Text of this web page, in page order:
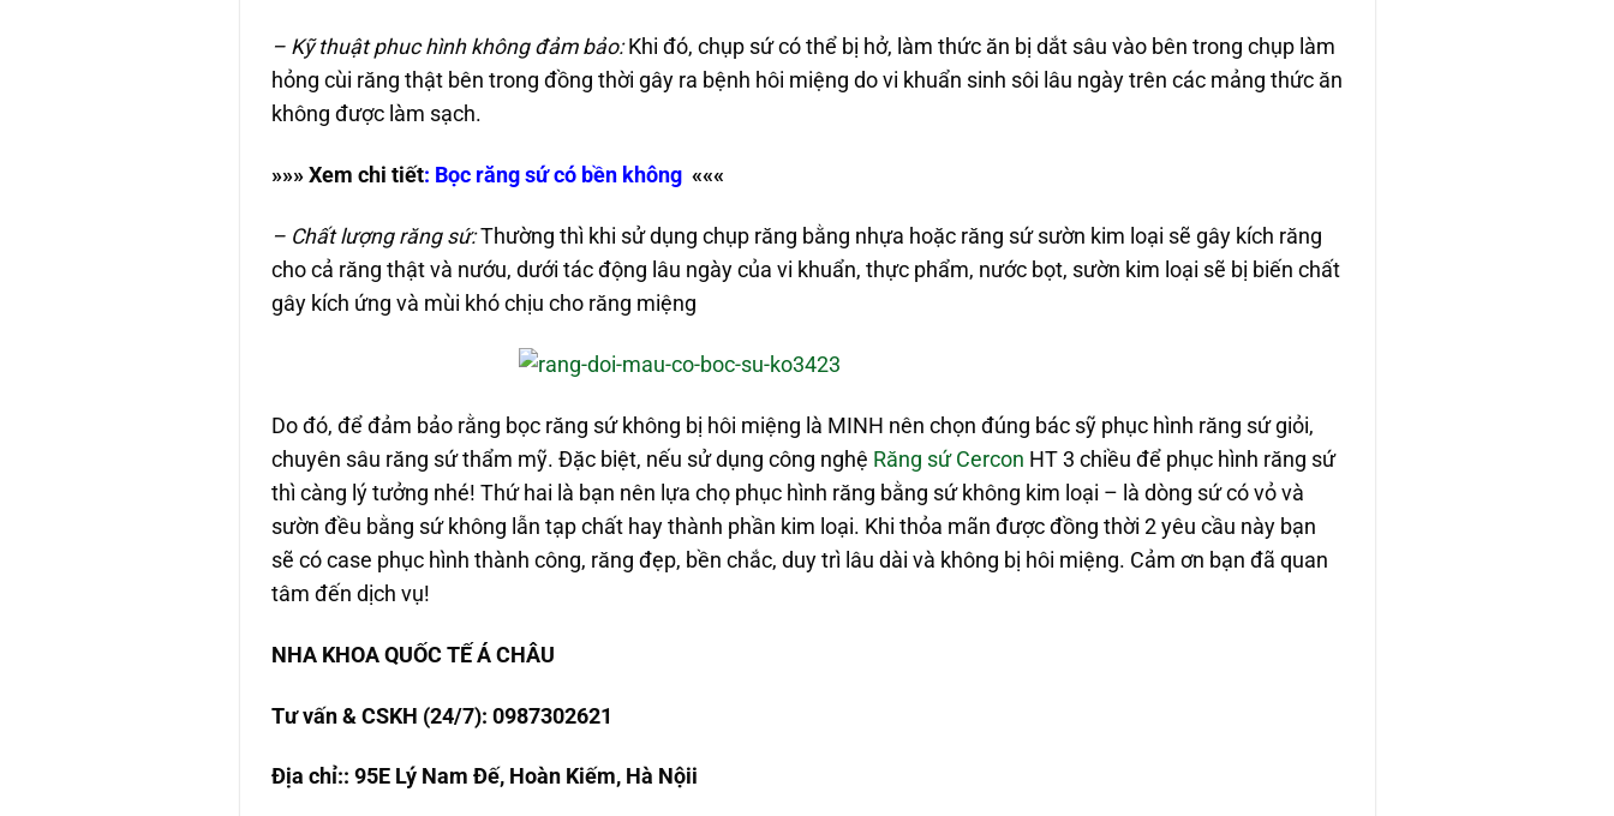
– Kỹ thuật phuc hình không đảm bảo:Khi đó, chụp sứ có thể bị hở, làm thức ăn bị dắt sâu vào bên trong chụp làm
hỏng cùi răng thật bên trong đồng thời gây ra bệnh hôi miệng do vi khuẩn sinh sôi lâu ngày trên các mảng thức ăn
không được làm sạch.
»»» Xem chi tiết: Bọc răng sứ có bền không «««
– Chất lượng răng sứ:Thường thì khi sử dụng chụp răng bằng nhựa hoặc răng sứ sườn kim loại sẽ gây kích răng
cho cả răng thật và nướu, dưới tác động lâu ngày của vi khuẩn, thực phẩm, nước bọt, sườn kim loại sẽ bị biến chất
gây kích ứng và mùi khó chịu cho răng miệng
Do đó, để đảm bảo rằng bọc răng sứ không bị hôi miệng là MINH nên chọn đúng bác sỹ phục hình răng sứ giỏi,
chuyên sâu răng sứ thẩm mỹ. Đặc biệt, nếu sử dụng công nghệ Răng sứ Cercon HT 3 chiều để phục hình răng sứ
thì càng lý tưởng nhé! Thứ hai là bạn nên lựa chọ phục hình răng bằng sứ không kim loại – là dòng sứ có vỏ và
sườn đều bằng sứ không lẫn tạp chất hay thành phần kim loại. Khi thỏa mãn được đồng thời 2 yêu cầu này bạn
sẽ có case phục hình thành công, răng đẹp, bền chắc, duy trì lâu dài và không bị hôi miệng. Cảm ơn bạn đã quan
tâm đến dịch vụ!
NHA KHOA QUỐC TẾÁ CHÂU
Tưvấn & CSKH (24/7): 0987302621
Địa chỉ:: 95E Lý Nam Đế, Hoàn Kiếm, Hà Nộii